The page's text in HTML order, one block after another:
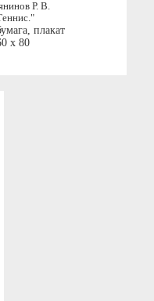
Р. В.
плакат
x 80